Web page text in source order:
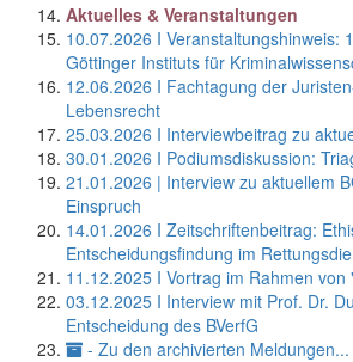
Aktuelles & Veranstaltungen
10.07.2026 I Veranstaltungshinweis:
Göttinger Instituts für
12.06.2026 I Fachtagung der
Lebensrecht
25.03.2026 I Interviewbeitrag zu
30.01.2026 I Podiumsdiskussion:
21.01.2026 | Interview zu aktuellem
Einspruch
14.01.2026 I Zeitschriftenbeitrag:
Entscheidungsfindung im
11.12.2025 I Vortrag im Rahmen
03.12.2025 I Interview mit Prof. Dr.
Entscheidung des BVerfG
- Zu den archivierten Meldungen...